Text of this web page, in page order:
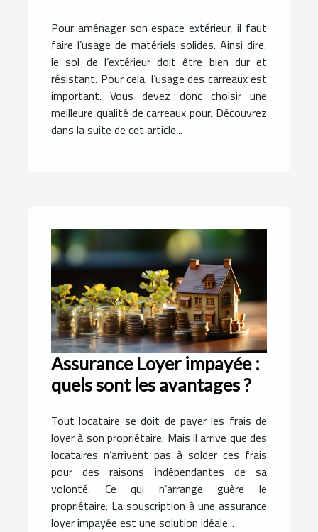
Pour aménager son espace extérieur, il faut
faire l’usage de matériels solides. Ainsi dire,
le sol de l’extérieur doit être bien dur et
résistant. Pour cela, l’usage des carreaux est
important. Vous devez donc choisir une
meilleure qualité de carreaux pour. Découvrez
dans la suite de cet article...
Assurance Loyer impayée :
quels sont les avantages ?
Tout locataire se doit de payer les frais de
loyer à son propriétaire. Mais il arrive que des
locataires n’arrivent pas à solder ces frais
pour des raisons indépendantes de sa
volonté. Ce qui n’arrange guère le
propriétaire. La souscription à une assurance
loyer impayée est une solution idéale...